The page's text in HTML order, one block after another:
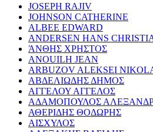
JOSEPH RAJIV
JOHNSON CATHERINE
ALBEE EDWARD
ANDERSEN HANS
ΆΝΘΗΣ ΧΡΗΣΤΟΣ
ANOUILH JEAN
ARBUZOV ALEKSEI
ΑΒΔΕΛΙΩΔΗΣ ΔΗΜΟΣ
ΑΓΓΕΛΟΥ ΑΓΓΕΛΟΣ
ΑΔΑΜΟΠΟΥΛΟΣ
ΑΘΕΡΙΔΗΣ ΘΟΔΩΡΗΣ
ΑΙΣΧΥΛΟΣ